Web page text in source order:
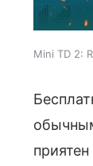
Mini TD 2: